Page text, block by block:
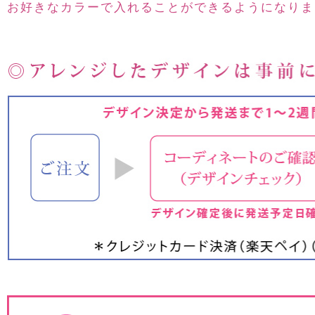
お好きなカラーで入れることができるようになり